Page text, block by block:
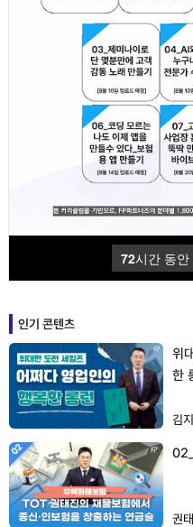
72시간 동
최신 컨텐츠
Cube Campus 다시
인기 콘텐츠
위
한
김
권